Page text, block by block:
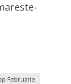
Februarie